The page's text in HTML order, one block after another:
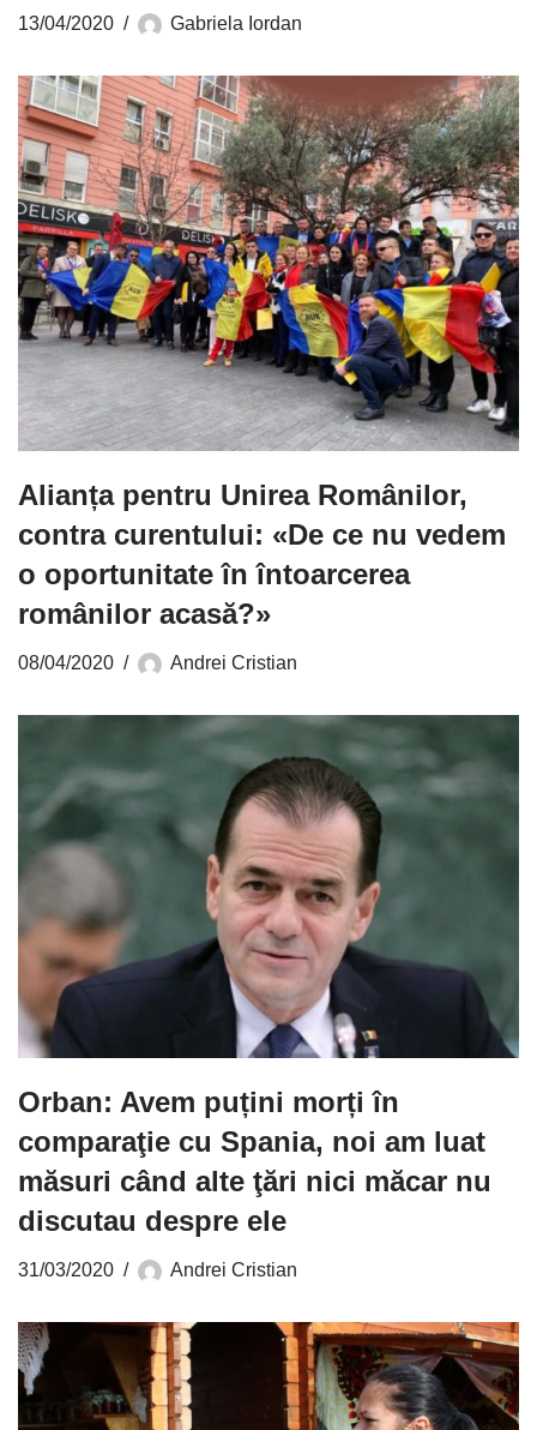
13/04/2020 Gabriela Iordan
Alianța pentru Unirea Românilor,
contra curentului: «De ce nu vedem
o oportunitate în întoarcerea
românilor acasă?»
08/04/2020 Andrei Cristian
Orban: Avem puțini morți în
comparaţie cu Spania, noi am luat
măsuri când alte ţări nici măcar nu
discutau despre ele
31/03/2020 Andrei Cristian